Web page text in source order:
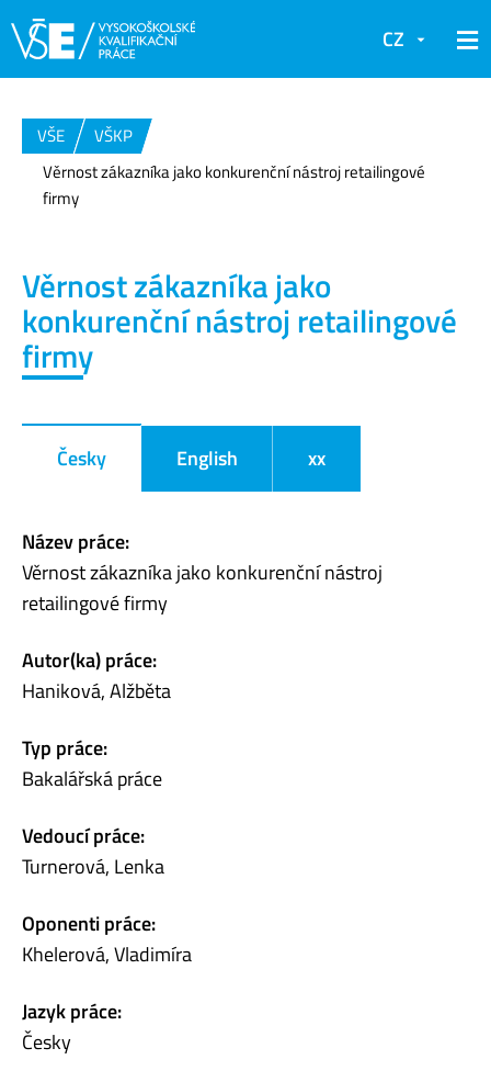
CZ
VŠE
VŠKP
Věrnost zákazníka jako konkurenční nástroj retailingové
firmy
Věrnost zákazníka jako
konkurenční nástroj retailingové
firmy
Česky English xx
Název práce:
Věrnost zákazníka jako konkurenční nástroj
retailingové firmy
Autor(ka) práce:
Haniková, Alžběta
Typ práce:
Bakalářská práce
Vedoucí práce:
Turnerová, Lenka
Oponenti práce:
Khelerová, Vladimíra
Jazyk práce:
Česky